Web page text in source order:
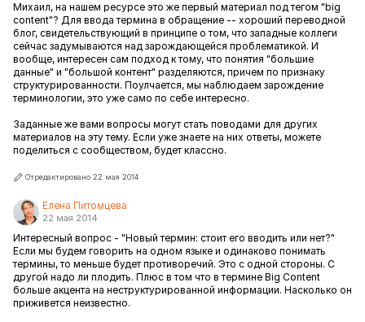
Михаил, на нашем ресурсе это же первый материал под тегом "big
content"? Для ввода термина в обращение -- хороший переводной
блог, свидетельствующий в принципе о том, что западные коллеги
сейчас задумываются над зарождающейся проблематикой. И
вообще, интересен сам подход к тому, что понятия "большие
данные" и "большой контент" разделяются, причем по признаку
структурированности. Поулчается, мы наблюдаем зарождение
терминологии, это уже само по себе интересно.
Заданные же вами вопросы могут стать поводами для других
материалов на эту тему. Если уже знаете на них ответы, можете
поделиться с сообществом, будет классно.
Отредактировано 22 мая 2014
Елена Питомцева
22 мая 2014
Интересный вопрос - "Новый термин: стоит его вводить или нет?"
Если мы будем говорить на одном языке и одинаково понимать
термины, то меньше будет противоречий. Это с одной стороны. С
другой надо ли плодить. Плюс в том что в термине Big Content
больше акцента на неструктурированной информации. Насколько он
приживется неизвестно.